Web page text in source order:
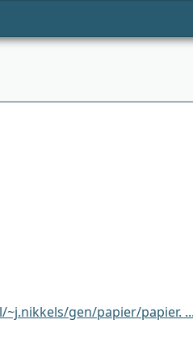
gen/papier/papier.